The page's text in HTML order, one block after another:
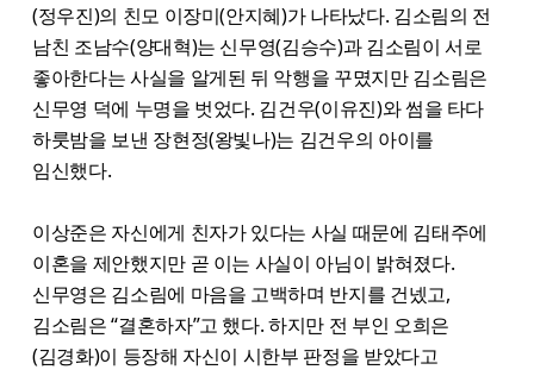
(정우진)의 친모 이장미(안지혜)가 나타났다. 김소림의 전
남친 조남수(양대혁)는 신무영(김승수)과 김소림이 서로
좋아한다는 사실을 알게된 뒤 악행을 꾸몄지만 김소림은
신무영 덕에 누명을 벗었다. 김건우(이유진)와 썸을 타다
하룻밤을 보낸 장현정(왕빛나)는 김건우의 아이를
임신했다.
이상준은 자신에게 친자가 있다는 사실 때문에 김태주에
이혼을 제안했지만 곧 이는 사실이 아님이 밝혀졌다.
신무영은 김소림에 마음을 고백하며 반지를 건넸고,
김소림은 “결혼하자”고 했다. 하지만 전 부인 오희은
(김경화)이 등장해 자신이 시한부 판정을 받았다고